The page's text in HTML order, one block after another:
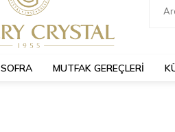
SOFRA MUTFAK GEREÇLERİ